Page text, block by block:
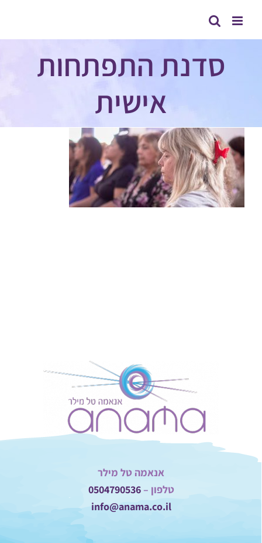
סדנת התפתחות
אישית
אנאמה טל מילר
טלפון –0504790536
info@anama.co.il